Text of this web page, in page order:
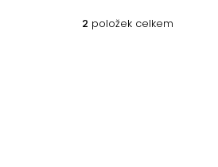
2 položek celkem